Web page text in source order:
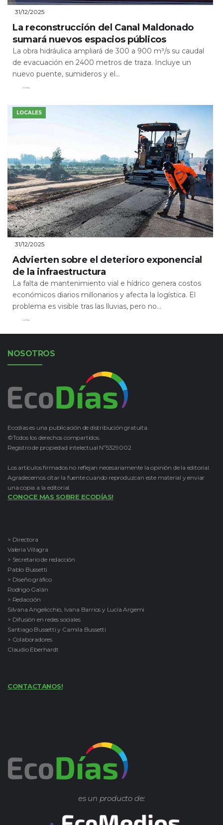
31/12/2025
La reconstrucción del Canal Maldonado
sumará nuevos espacios públicos
La obra hidráulica ampliará de 300 a 900 m³/s su caudal
de evacuación en 2400 metros de traza. Incluye un
nuevo puente, sumideros y el...
Leer Más
LOCALES
31/12/2025
Advierten sobre el deterioro exponencial
de la infraestructura
La falta de mantenimiento vial e hídrico genera costos
económicos diarios millonarios y afecta la logística. El
problema es visible tras las lluvias, pero no...
Leer Más
NOSOTROS
Ecodías es una publicación de distribución gratuita.
©Todos los derechos compartidos.
Registro de propiedad intelectual Nº5329002
Los artículos firmados no reflejan necesariamente la opinión de la editorial.
Agradecemos citar la fuente cuando reproduzcan este material y enviar
una copia a la editorial.
CONOCE MAS SOBRE ECODÍAS!
> Directora
Valeria Villagra
> Secretario de redacción
Pablo Bussetti
> Diseño gráfico
Rodrigo Galán
> Redacción
Silvana Angelicchio, Ivana Barrios y Lucía Argemi
> Difusión en redes sociales
Santiago Bussetti y Camila Bussetti
> Colaboradores
Claudio Eberhardt
CONTACTANOS!
es un producto de: